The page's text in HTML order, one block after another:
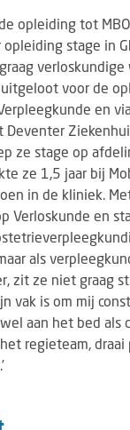
opleiding tot
stage in
voor de
en
ze stage op
ze 1,5 jaar bij
in de kliniek.
Verloskunde en
als
zit ze niet graag
vak is om mij
aan het bed als
regieteam,